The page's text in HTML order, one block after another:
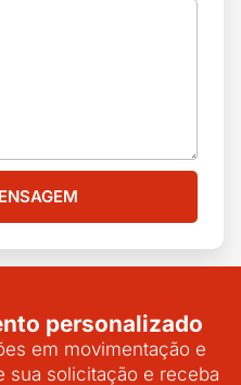
personalizado
em movimentação e
sua solicitação e receba